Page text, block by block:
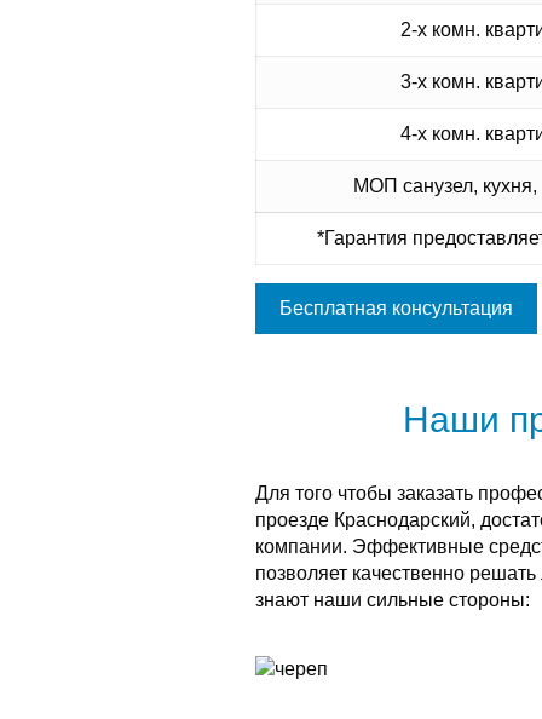
2-х комн.
3-х комн.
4-х комн.
МОП санузел, кухня,
*Гарантия
Бесплатная консультация
Наши
Для того чтобы заказать
проезде Краснодарский,
компании. Эффективные
позволяет качественно
знают наши сильные стороны: